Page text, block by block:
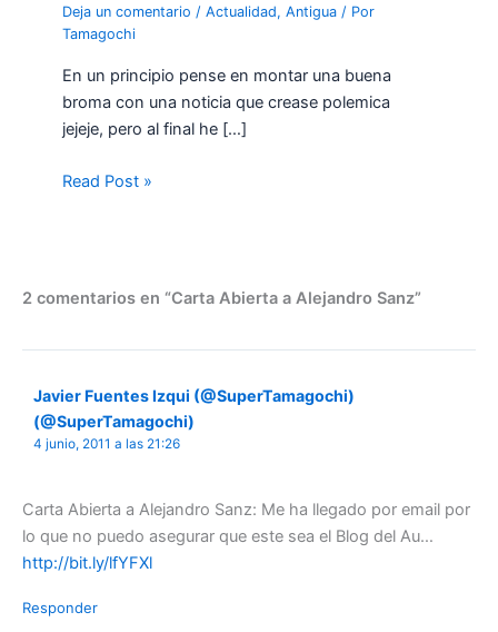
Deja un comentario /Actualidad,Antigua / Por
Tamagochi
En un principio pense en montar una buena
broma con una noticia que crease polemica
jejeje, pero al final he […]
Read Post »
2 comentarios en “Carta Abierta a Alejandro Sanz”
Javier Fuentes Izqui (@SuperTamagochi)
(@SuperTamagochi)
4 junio, 2011 a las 21:26
Carta Abierta a Alejandro Sanz: Me ha llegado por email por
lo que no puedo asegurar que este sea el Blog del Au…
http://bit.ly/lfYFXl
Responder